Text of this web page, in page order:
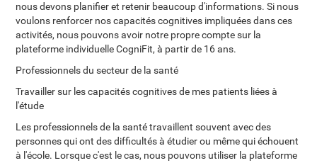
nous devons planifier et retenir beaucoup d'informations. Si nous
voulons renforcer nos capacités cognitives impliquées dans ces
activités, nous pouvons avoir notre propre compte sur la
plateforme individuelle CogniFit, à partir de 16 ans.
Professionnels du secteur de la santé
Travailler sur les capacités cognitives de mes patients liées à
l'étude
Les professionnels de la santé travaillent souvent avec des
personnes qui ont des difficultés à étudier ou même qui échouent
à l'école. Lorsque c'est le cas, nous pouvons utiliser la plateforme